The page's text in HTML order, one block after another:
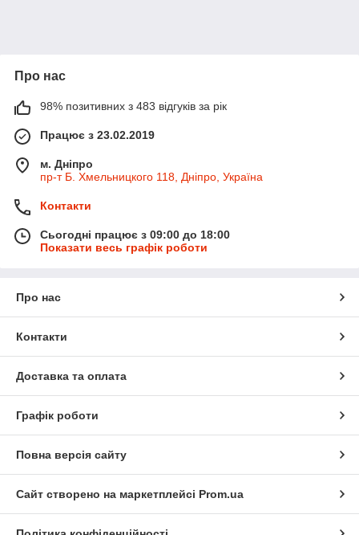
Про нас
98% позитивних з 483 відгуків за рік
Працює з 23.02.2019
м. Дніпро
пр-т Б. Хмельницкого 118, Дніпро, Україна
Контакти
Сьогодні працює з 09:00 до 18:00
Показати весь графік роботи
Про нас
Контакти
Доставка та оплата
Графік роботи
Повна версія сайту
Сайт створено на маркетплейсі Prom.ua